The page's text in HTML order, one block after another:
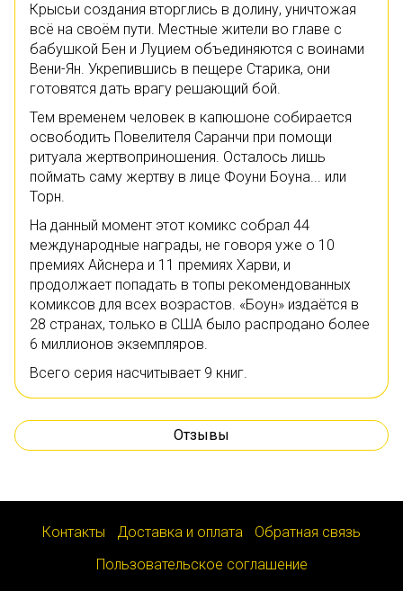
Крысьи создания вторглись в долину, уничтожая
всё на своём пути. Местные жители во главе с
бабушкой Бен и Луцием объединяются с воинами
Вени-Ян. Укрепившись в пещере Старика, они
готовятся дать врагу решающий бой.
Тем временем человек в капюшоне собирается
освободить Повелителя Саранчи при помощи
ритуала жертвоприношения. Осталось лишь
поймать саму жертву в лице Фоуни Боуна... или
Торн.
На данный момент этот комикс собрал 44
международные награды, не говоря уже о 10
премиях Айснера и 11 премиях Харви, и
продолжает попадать в топы рекомендованных
комиксов для всех возрастов. «Боун» издаётся в
28 странах, только в США было распродано более
6 миллионов экземпляров.
Всего серия насчитывает 9 книг.
Отзывы
Контакты Доставка и оплата
Обратная связь
Пользовательское соглашение